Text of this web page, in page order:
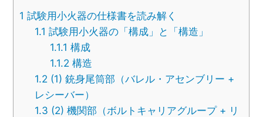
1 試験用小火器の仕様書を読み解く
1.1 試験用小火器の「構成」と「構造」
1.1.1 構成
1.1.2 構造
1.2 (1) 銃身尾筒部（バレル・アセンブリー +
レシーバー）
1.3 (2) 機関部（ボルトキャリアグループ + リ